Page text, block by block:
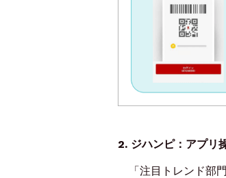
2. ジハンピ：アプリ
「注目トレンド部